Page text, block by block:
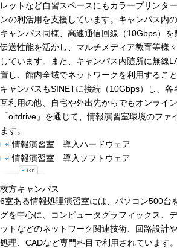
レットなど自習スペースにもカラープリンタ
ンの利活用を支援しています。キャンパス内
キャンパス同様、高速通信回線（10Gbps）
伝送性能を活かし、マルチメディア教育等様
しています。また、キャンパス内随所に無線
置し、館内全域でネットワークを利用するこ
キャンパスもSINETに接続（10Gbps）し、各
互利用の他、自宅や外出先からでもオンライ
「oitdrive」を通じて、情報演習室環境のファ
ます。
情報演習室 導入ハードウェア
情報演習室 導入ソフトウェア
枚方キャンパス
6室ある情報処理演習室には、パソコン500台
グを中心に、コンピュータグラフィックス、
ットなどのネットワーク関連技術、回路設計
処理、CADなど専門科目で利用されています